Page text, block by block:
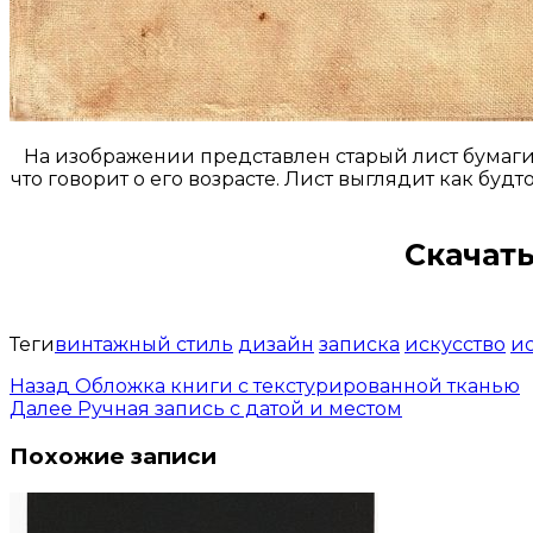
На изображении представлен старый лист
что говорит о его возрасте. Лист выглядит как
Тегивинтажный стиль дизайн записка искусство
Назад Обложка книги с текстурированной тканью
Далее Ручная запись с датой и местом
Похожие записи